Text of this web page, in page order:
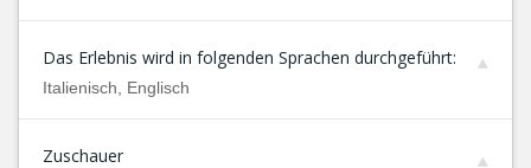
Das Erlebnis wird in folgenden Sprachen durchgeführt:
Italienisch, Englisch
Zuschauer